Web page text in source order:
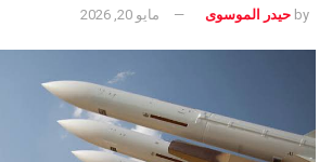
by حيدر الموسوى مايو 20, 2026